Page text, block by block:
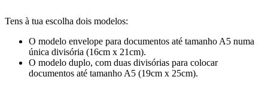
Tens à tua escolha dois modelos:
O modelo envelope para documentos até tamanho A5 numa
única divisória (16cm x 21cm).
O modelo duplo, com duas divisórias para colocar
documentos até tamanho A5 (19cm x 25cm).